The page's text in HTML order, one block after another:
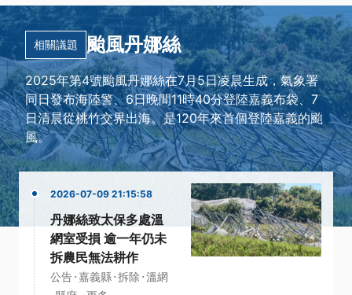
相關議題 颱風丹娜絲
2025年第4號颱風丹娜絲在7月5日凌晨生成，氣象署
同日發布海陸警、6日晚間11時40分登陸嘉義布袋、7
日清晨從桃竹交界出海。是120年來首個登陸嘉義的颱
風。
2026-07-09 21:15:58
丹娜絲致太保多處溫
網室受損 逾一年仍未
拆農民無法耕作
公告·嘉義縣·拆除 ·溫網